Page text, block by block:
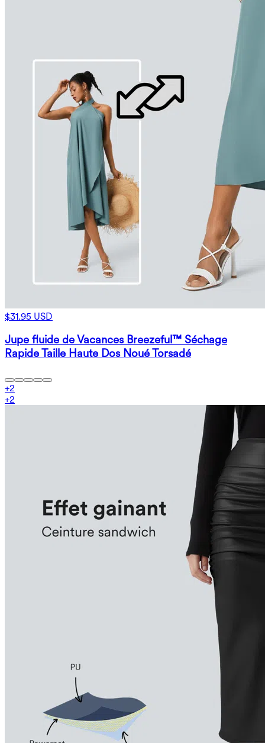
$31.95 USD
Jupe fluide de Vacances Breezeful™ Séchage
Rapide Taille Haute Dos Noué Torsadé
+2
+2